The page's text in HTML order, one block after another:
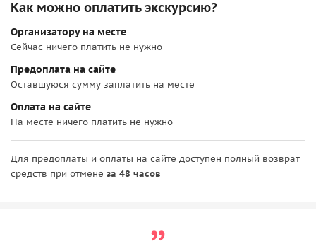
Как можно оплатить экскурсию?
Организатору на месте
Сейчас ничего платить не нужно
Предоплата на сайте
Оставшуюся сумму заплатить на месте
Оплата на сайте
На месте ничего платить не нужно
Для предоплаты и оплаты на сайте доступен полный возврат
средств при отмене за 48 часов